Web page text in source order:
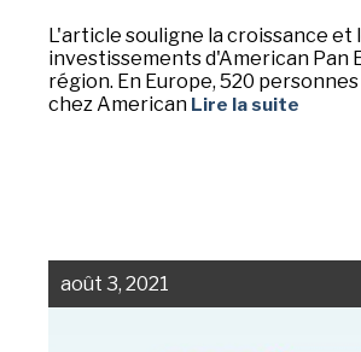
L'article souligne la croissance et
investissements d'American Pan
région. En Europe, 520
chez American Lire la suite
août 3, 2021